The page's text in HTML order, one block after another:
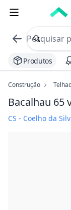
commerce
Procurar
Produtos
Construção
Bacalhau 65
CS - Coelho da